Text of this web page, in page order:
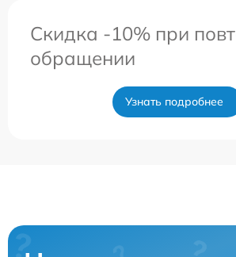
Скидка -10% при
обращении
Узнать подробнее